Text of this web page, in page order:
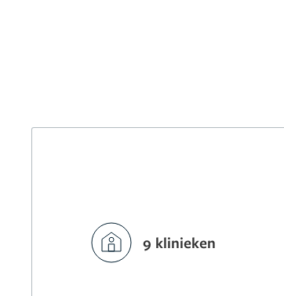
9 klinieken